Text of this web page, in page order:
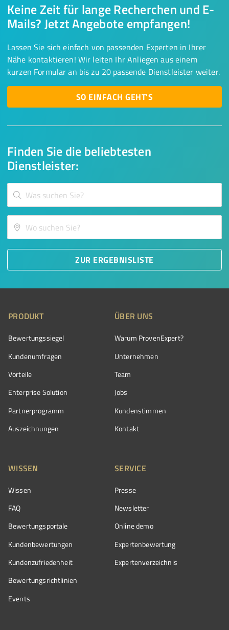
Finden Sie die beliebtesten
Dienstleister:
ZUR ERGEBNISLISTE
Keine Zeit für lange Recherchen und E-
Mails? Jetzt Angebote empfangen!
Lassen Sie sich einfach von passenden Experten in Ihrer
Nähe kontaktieren! Wir leiten Ihr Anliegen aus einem
kurzen Formular an bis zu 20 passende Dienstleister weiter.
SO EINFACH GEHT'S
PRODUKT
Bewertungssiegel
Kundenumfragen
Vorteile
Enterprise Solution
Partnerprogramm
Auszeichnungen
ÜBER UNS
Warum ProvenExpert?
Unternehmen
Team
Jobs
Kundenstimmen
Kontakt
WISSEN
Wissen
FAQ
Bewertungsportale
Kundenbewertungen
Kundenzufriedenheit
Bewertungs­richtlinien
Events
SERVICE
Presse
Newsletter
Online demo
Expertenbewertung
Expertenverzeichnis